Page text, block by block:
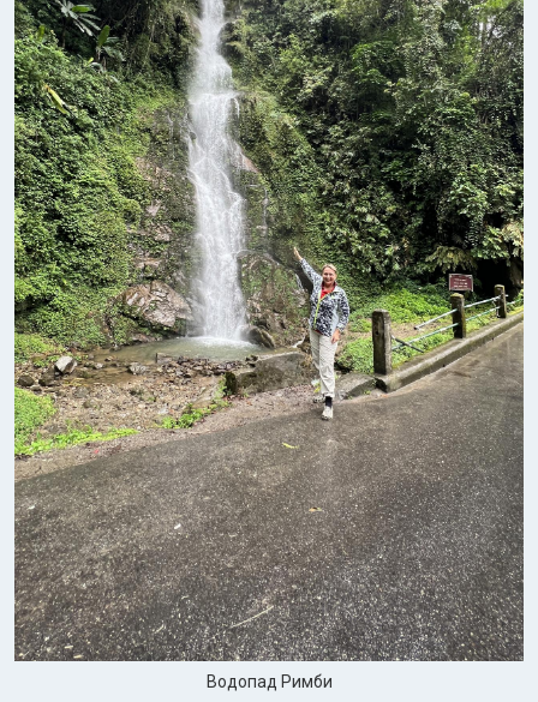
Водопад Римби